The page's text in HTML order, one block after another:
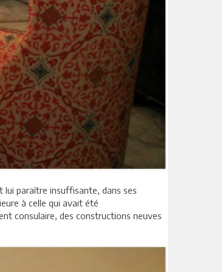
lui paraître insuffisante, dans ses
à celle qui avait été
consulaire, des constructions neuves